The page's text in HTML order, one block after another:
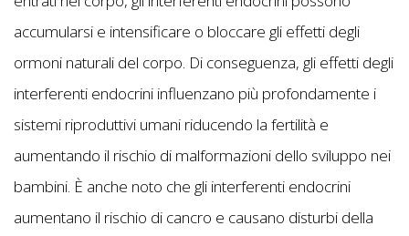
accumularsi e intensificare o bloccare gli effetti degli
ormoni naturali del corpo. Di conseguenza, gli effetti degli
interferenti endocrini influenzano più profondamente i
sistemi riproduttivi umani riducendo la fertilità e
aumentando il rischio di malformazioni dello sviluppo nei
bambini. È anche noto che gli interferenti endocrini
aumentano il rischio di cancro e causano disturbi della